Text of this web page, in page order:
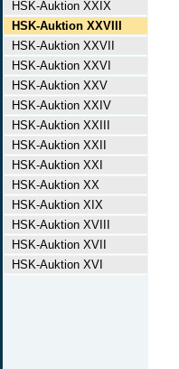
HSK-Auktion XXIX
HSK-Auktion XXVIII
HSK-Auktion XXVII
HSK-Auktion XXVI
HSK-Auktion XXV
HSK-Auktion XXIV
HSK-Auktion XXIII
HSK-Auktion XXII
HSK-Auktion XXI
HSK-Auktion XX
HSK-Auktion XIX
HSK-Auktion XVIII
HSK-Auktion XVII
HSK-Auktion XVI